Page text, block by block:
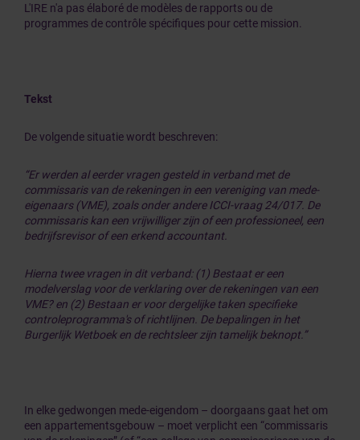
L'IRE n'a pas élaboré de modèles de rapports ou de
programmes de contrôle spécifiques pour cette mission.
Tekst
De volgende situatie wordt beschreven:
“Er werden al eerder vragen gesteld in verband met de
commissaris van de rekeningen in een vereniging van mede-
eigenaars (VME), zoals onder andere ICCI-vraag 24/017. De
commissaris kan een vrijwilliger zijn of een professioneel, een
bedrijfsrevisor of een erkend accountant.
Hierna twee vragen in dit verband: (1) Bestaat er een
modelverslag voor de verklaring over de rekeningen van een
VME? en (2) Bestaan er voor dergelijke taken specifieke
controleprogramma's of richtlijnen. De bepalingen in het
Burgerlijk Wetboek en de rechtsleer zijn tamelijk beknopt.”
In elke gedwongen mede-eigendom – doorgaans gaat het om
een appartementsgebouw – moet verplicht een “commissaris